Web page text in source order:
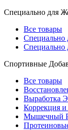
Специально для
Все товары
Спортивные
Все товары
Выработка
Коррекция и
Мышечный